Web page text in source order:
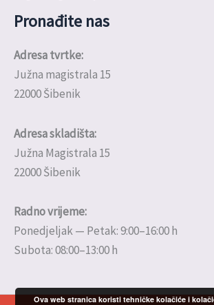
Pronađite nas
Adresa tvrtke:
Južna magistrala 15
22000 Šibenik
Adresa skladišta:
Južna Magistrala 15
22000 Šibenik
Radno vrijeme:
Ponedjeljak — Petak: 9:00–16:00 h
Subota: 08:00–13:00 h
Ova web stranica koristi tehničke kolačiće i